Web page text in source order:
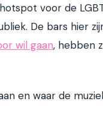
voor de
De bars hier
wil gaan, hebben
en waar de